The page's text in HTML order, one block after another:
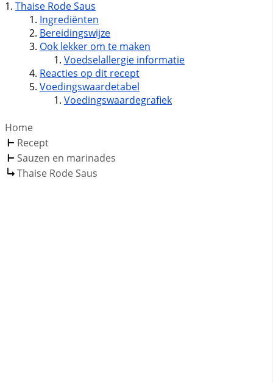
Thaise Rode Saus
Ingrediënten
Bereidingswijze
Ook lekker om te maken
Voedselallergie informatie
Reacties op dit recept
Voedingswaardetabel
Voedingswaardegrafiek
Home
Recept
Sauzen en marinades
Thaise Rode Saus